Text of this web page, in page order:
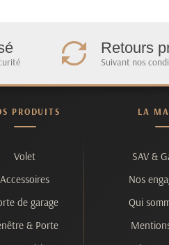
Retours
Suivant nos
PRODUITS
Volet
Accessoires
de garage
& Porte
LA
SAV &
Nos
Qui